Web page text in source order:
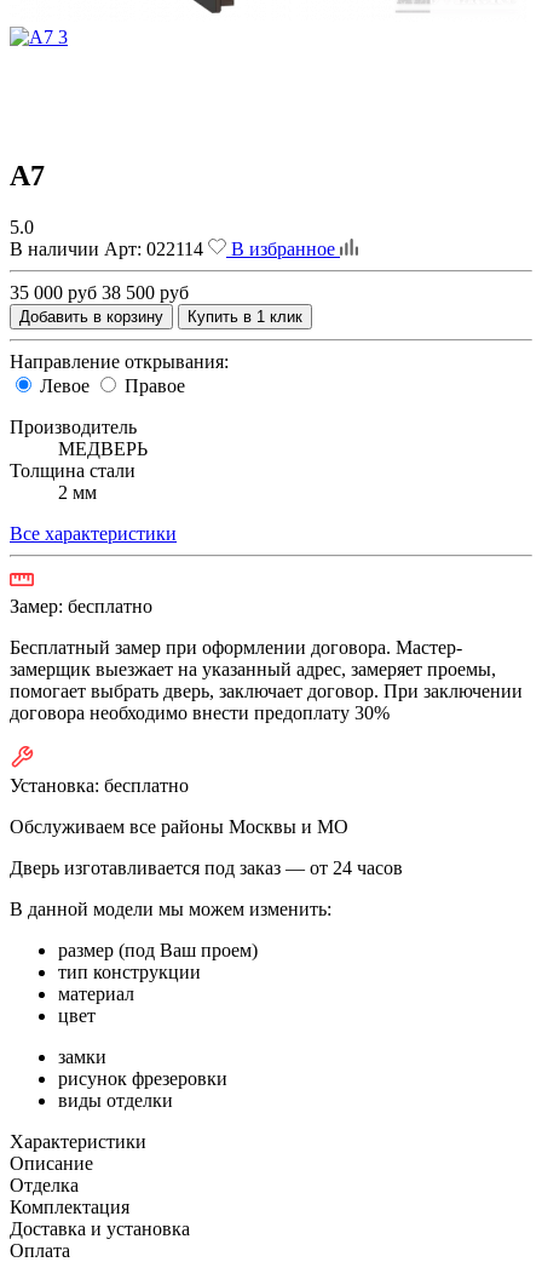
A7
5.0
В наличии Арт: 022114 В избранное
35 000 руб 38 500 руб
Добавить в корзину Купить в 1 клик
Направление открывания:
Левое
Правое
Производитель
МЕДВЕРЬ
Толщина стали
2 мм
Все характеристики
Замер: бесплатно
Бесплатный замер при оформлении договора. Мастер-
замерщик выезжает на указанный адрес, замеряет проемы,
помогает выбрать дверь, заключает договор. При заключении
договора необходимо внести предоплату 30%
Установка: бесплатно
Обслуживаем все районы Москвы и МО
Дверь изготавливается под заказ — от 24 часов
В данной модели мы можем изменить:
размер (под Ваш проем)
тип конструкции
материал
цвет
замки
рисунок фрезеровки
виды отделки
Характеристики
Описание
Отделка
Комплектация
Доставка и установка
Оплата